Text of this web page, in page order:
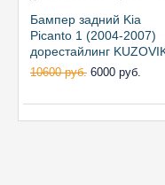
Бампер задний Kia
Picanto 1 (2004-2007)
дорестайлинг
10600 руб. 6000 руб.